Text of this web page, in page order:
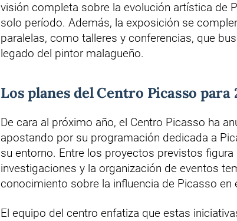
visión completa sobre la evolución artística de
solo período. Además, la exposición se
paralelas, como talleres y conferencias, que
legado del pintor malagueño.
Los planes del Centro Picasso para
De cara al próximo año, el Centro Picasso ha
apostando por su programación dedicada a
su entorno. Entre los proyectos previstos
investigaciones y la organización de eventos
conocimiento sobre la influencia de Picasso en
El equipo del centro enfatiza que estas